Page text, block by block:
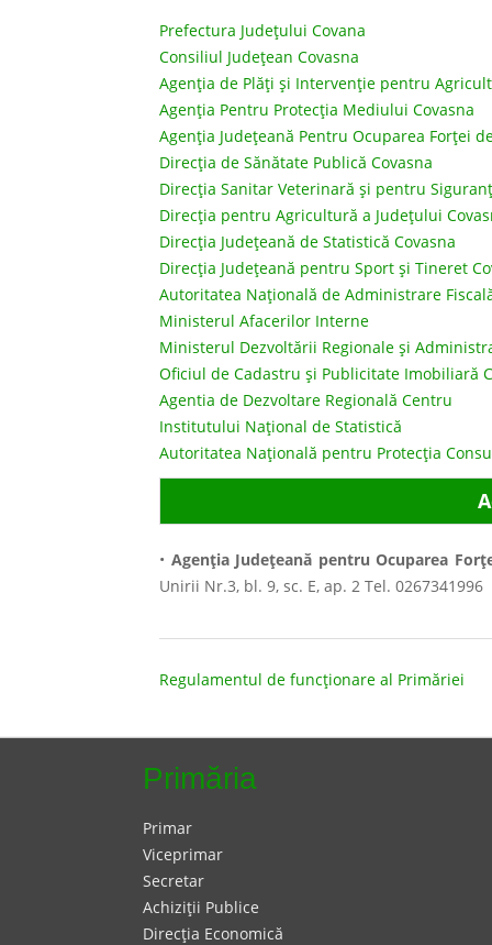
Prefectura Judeţului Covana
Consiliul Judeţean Covasna
Agenţia de Plăţi şi Intervenţie pentru
Agenția Pentru Protecția Mediului Covasna
Agenția Județeană Pentru Ocuparea Forței
Direcția de Sănătate Publică Covasna
Direcţia Sanitar Veterinară şi pentru
Direcţia pentru Agricultură a Judeţului
Direcţia Judeţeană de Statistică Covasna
Direcţia Judeţeană pentru Sport şi Tineret
Autoritatea Naţională de Administrare
Ministerul Afacerilor Interne
Ministerul Dezvoltării Regionale și
Oficiul de Cadastru și Publicitate Imobiliară
Agentia de Dezvoltare Regională Centru
Institutului Naţional de Statistică
Autoritatea Naţională pentru Protecţia
• Agenţia Judeţeană pentru Ocuparea
Unirii Nr.3, bl. 9, sc. E, ap. 2 Tel. 0267341996
Regulamentul de funcționare al Primăriei
Primăria
Primar
Viceprimar
Secretar
Achiziţii Publice
Direcţia Economică